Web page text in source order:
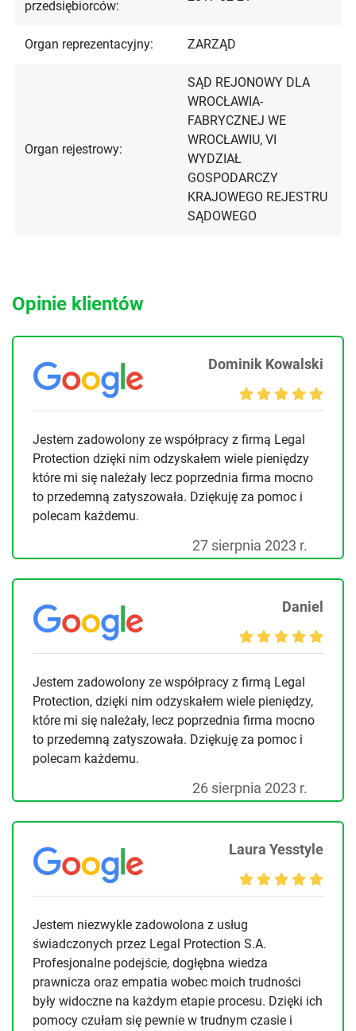
przedsiębiorców:
Organ reprezentacyjny: ZARZĄD
Organ rejestrowy:
SĄD REJONOWY DLA
WROCŁAWIA-
FABRYCZNEJ WE
WROCŁAWIU, VI
WYDZIAŁ
GOSPODARCZY
KRAJOWEGO REJESTRU
SĄDOWEGO
Opinie klientów
Dominik Kowalski
Jestem zadowolony ze współpracy z firmą Legal
Protection dzięki nim odzyskałem wiele pieniędzy
które mi się należały lecz poprzednia firma mocno
to przedemną zatyszowała. Dziękuję za pomoc i
polecam każdemu.
27 sierpnia 2023 r.
Daniel
Jestem zadowolony ze współpracy z firmą Legal
Protection, dzięki nim odzyskałem wiele pieniędzy,
które mi się należały, lecz poprzednia firma mocno
to przedemną zatyszowała. Dziękuję za pomoc i
polecam każdemu.
26 sierpnia 2023 r.
Laura Yesstyle
Jestem niezwykle zadowolona z usług
świadczonych przez Legal Protection S.A.
Profesjonalne podejście, dogłębna wiedza
prawnicza oraz empatia wobec moich trudności
były widoczne na każdym etapie procesu. Dzięki ich
pomocy czułam się pewnie w trudnym czasie i